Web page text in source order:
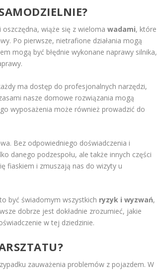
wiąże się z wielomawadami, które
Po pierwsze, nietrafione działania mogą
mogą być błędnie wykonane naprawy silnika,
ma dostęp do profesjonalnych narzędzi,
nasze domowe rozwiązania mogą
wyposażenia może również prowadzić do
Bez odpowiedniego doświadczenia i
danego podzespołu, ale także innych części
fiaskiem i zmuszają nas do wizyty u
być świadomym wszystkich ryzyk i wyzwań,
dobrze jest dokładnie zrozumieć, jakie
w tej dziedzinie.
zauważenia problemów z pojazdem. W